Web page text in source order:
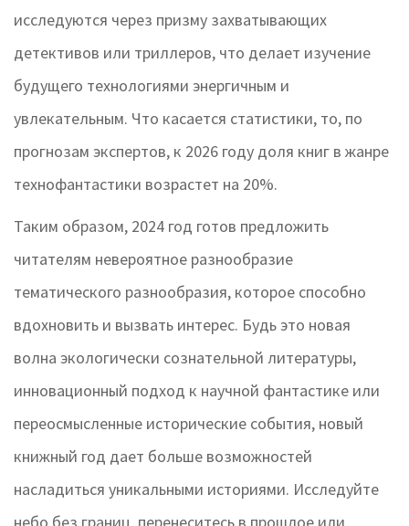
исследуются через призму захватывающих
детективов или триллеров, что делает изучение
будущего технологиями энергичным и
увлекательным. Чтo касается статистики, то, по
прогнозам экспертов, к 2026 году доля книг в жанре
технофантастики возрастет на 20%.
Таким образом, 2024 год готов предложить
читателям невероятное разнообразие
тематического разнообразия, которое способно
вдохновить и вызвать интерес. Будь это новая
волна экологически сознательной литературы,
инновационный подход к научной фантастике или
переосмысленные исторические события, новый
книжный год дает больше возможностей
насладиться уникальными историями. Исследуйте